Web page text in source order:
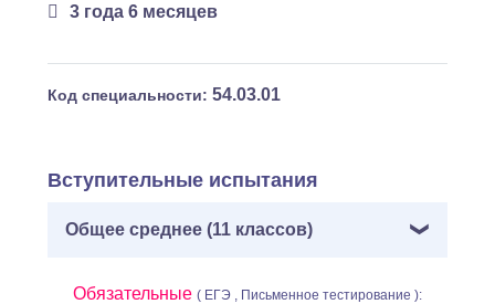
3 года 6 месяцев
Код специальности: 54.03.01
Вступительные испытания
Общее среднее (11 классов)
Обязательные ( ЕГЭ , Письменное тестирование ):